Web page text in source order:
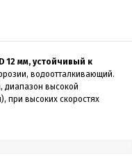
12 мм, устойчивый к
водоотталкивающий.
диапазон высокой
при высоких скоростях